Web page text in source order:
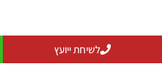
פתרונות קירור
פתרונות קירורלשיחת ייועץ